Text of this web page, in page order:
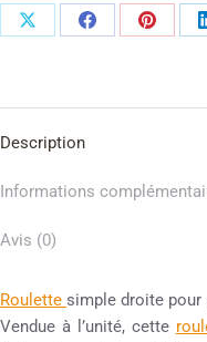
Description
Informations
Avis (0)
Roulette simple droite pour
Vendue à l’unité, cette